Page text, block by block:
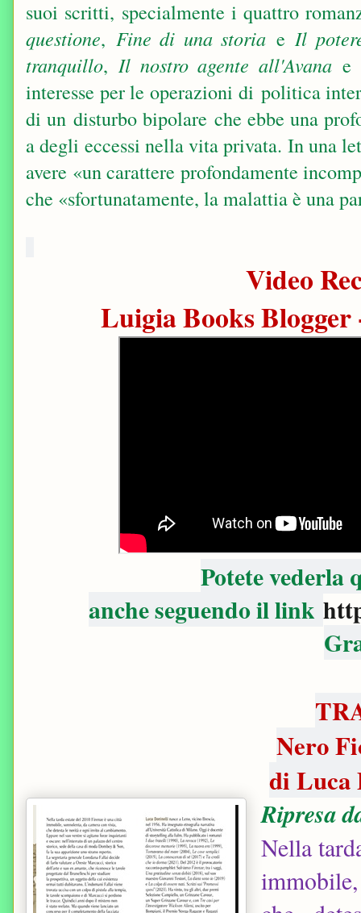
suoi scritti, specialmente i quattro
questione, Fine di una storia eIl
tranquillo,Il nostro agente all'Avana
interesse per le operazioni di politica
di un disturbo bipolare che ebbe una
a degli eccessi nella vita privata. In una
avere «un carattere profondamente
che «sfortunatamente, la malattia è una
Video
Luigia Books
Potete vederla
anche seguendo il link
Nero
di Luca
Ripresa
Nella